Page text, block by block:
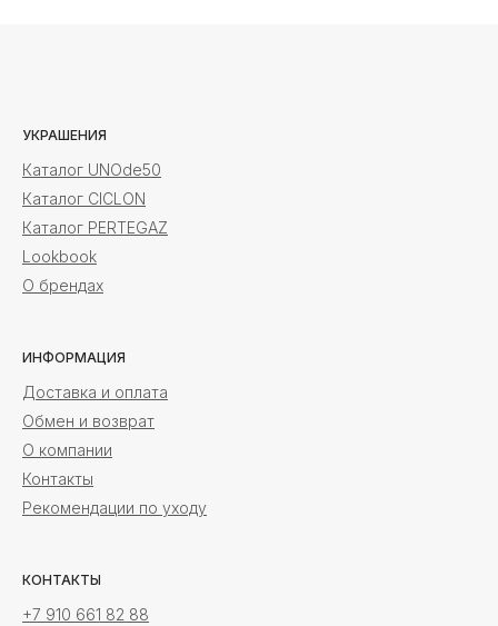
УКРАШЕНИЯ
Каталог UNOde50
Каталог CICLON
Каталог PERTEGAZ
Lookbook
О брендах
ИНФОРМАЦИЯ
Доставка и оплата
Обмен и возврат
О компании
Контакты
Рекомендации по уходу
КОНТАКТЫ
+7 910 661 82 88